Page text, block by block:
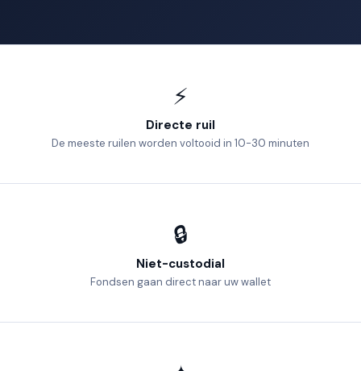
⚡
Directe ruil
De meeste ruilen worden voltooid in 10-30 minuten
🔒
Niet-custodial
Fondsen gaan direct naar uw wallet